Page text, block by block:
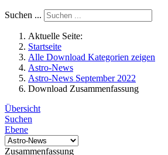
Suchen ...
Aktuelle Seite:
Startseite
Alle Download Kategorien zeigen
Astro-News
Astro-News September 2022
Download Zusammenfassung
Übersicht
Suchen
Ebene
Zusammenfassung